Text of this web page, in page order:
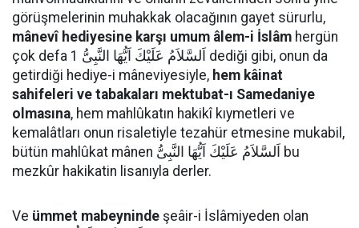
görüşmelerinin muhakkak olacağının gayet sürurlu,
mânevî hediyesine karşı umum âlem-i İslâm hergün
çok defa اَلسَّلاَمُ عَلَيْكَ اَيُّهَا النَّبِىُّ 1 dediği gibi, onun da
getirdiği hediye-i mâneviyesiyle, hem kâinat
sahifeleri ve tabakaları mektubat-ı Samedaniye
olmasına, hem mahlûkatın hakikî kıymetleri ve
kemalâtları onun risaletiyle tezahür etmesine mukabil,
bütün mahlûkat mânen اَلسَّلاَمُ عَلَيْكَ اَيُّهَا النَّبِىُّ bu
mezkûr hakikatin lisanıyla derler.
Ve ümmet mabeyninde şeâir-i İslâmiyeden olan